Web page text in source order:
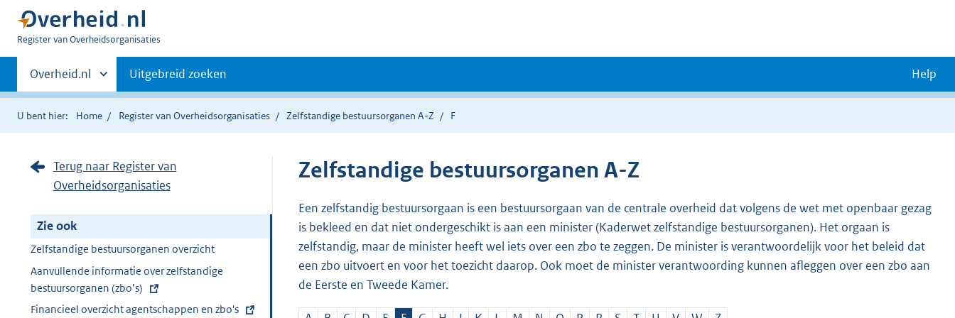
U
Register van Overheidsorganisaties
Primaire
navigatie
Andere
sites
binnen
Overheid.nl Uitgebreid zoeken Help
U bent hier: Home Register van Overheidsorganisaties Zelfstandige bestuursorganen A-Z F
Terug naar Register van
Overheidsorganisaties
Zie ook
Zelfstandige bestuursorganen overzicht
E
x
t
Aanvullende informatie over zelfstandige
bestuursorganen (zbo’s)
E
Financieel overzicht agentschappen en zbo's
Zelfstandige bestuursorganen A-Z
Een zelfstandig bestuursorgaan is een bestuursorgaan van de centrale overheid dat volgens de wet met openbaar gezag
is bekleed en dat niet ondergeschikt is aan een minister (Kaderwet zelfstandige bestuursorganen). Het orgaan is
zelfstandig, maar de minister heeft wel iets over een zbo te zeggen. De minister is verantwoordelijk voor het beleid dat
een zbo uitvoert en voor het toezicht daarop. Ook moet de minister verantwoording kunnen afleggen over een zbo aan
de Eerste en Tweede Kamer.